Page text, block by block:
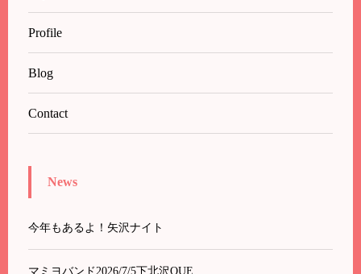
Profile
Blog
Contact
News
今年もあるよ！矢沢ナイト
マミヨバンド2026/7/5下北沢QUE